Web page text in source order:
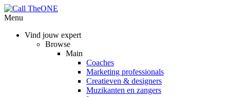
Menu
Vind jouw expert
Browse
Main
Coaches
Marketing professionals
Creatieven & designers
Muzikanten en zangers